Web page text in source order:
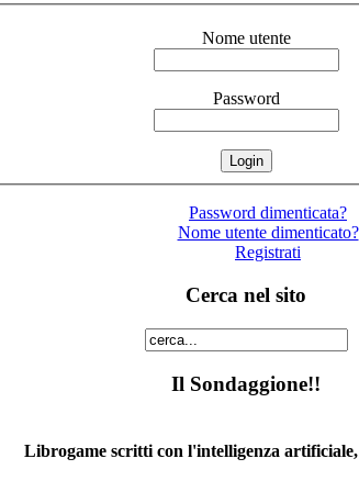
Nome utente
Password
Password dimenticata?
Nome utente dimenticato?
Registrati
Cerca nel sito
Il Sondaggione!!
Librogame scritti con l'intelligenza artificiale,